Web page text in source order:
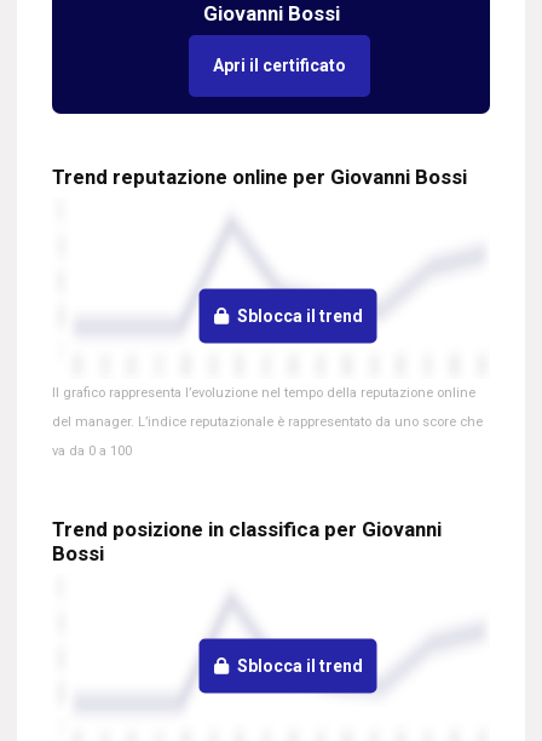
Giovanni Bossi
Apri il certificato
Trend reputazione online per Giovanni Bossi
Sblocca il trend
Il grafico rappresenta l’evoluzione nel tempo della reputazione online
del manager. L’indice reputazionale è rappresentato da uno score che
va da 0 a 100
Trend posizione in classifica per Giovanni
Bossi
Sblocca il trend